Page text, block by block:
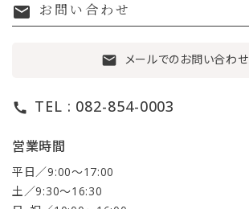
mail お問い合わせ
mail メールでのお問い合わせ
call TEL : 082-854-0003
営業時間
平日／9:00〜17:00
土／9:30〜16:30